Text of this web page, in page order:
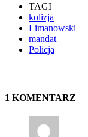
TAGI
kolizja
Limanowski
mandat
Policja
1 KOMENTARZ